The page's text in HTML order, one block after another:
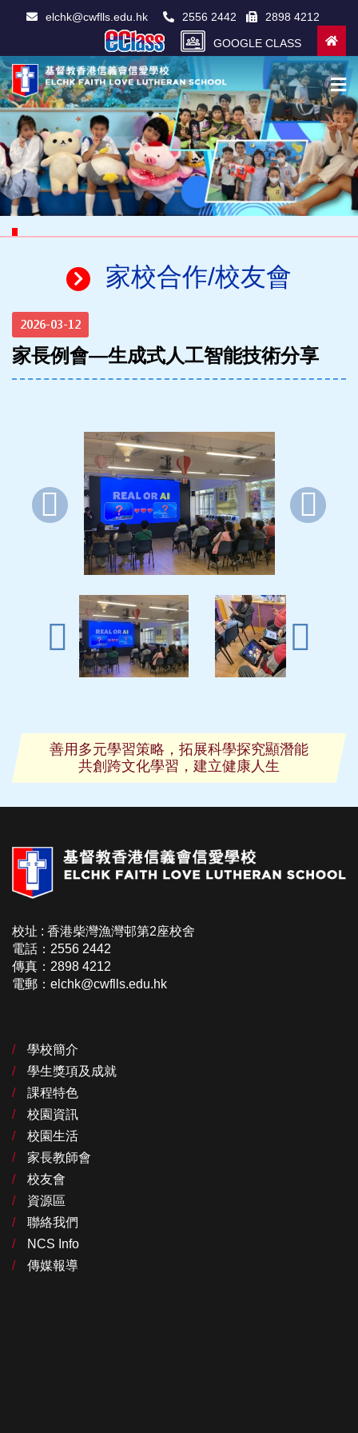
elchk@cwflls.edu.hk 2556 2442 2898 4212
GOOGLE CLASS
家校合作/校友會
2026-03-12
家長例會—生成式人工智能技術分享
善用多元學習策略，拓展科學探究顯潛能
共創跨文化學習，建立健康人生
校址 : 香港柴灣漁灣邨第2座校舍
電話：2556 2442
傳真：2898 4212
電郵：elchk@cwflls.edu.hk
學校簡介
學生獎項及成就
課程特色
校園資訊
校園生活
家長教師會
校友會
資源區
聯絡我們
NCS Info
傳媒報導